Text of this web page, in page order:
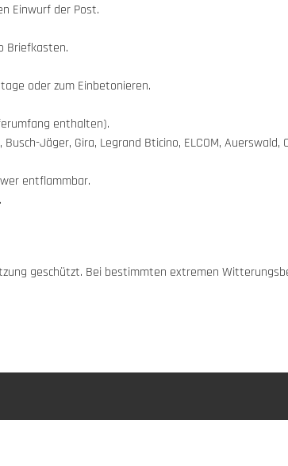
Einwurf der Post.
Briefkasten.
oder zum Einbetonieren.
enthalten).
Jäger, Gira, Legrand Bticino, ELCOM, Auerswald,
entflammbar.
geschützt. Bei bestimmten extremen